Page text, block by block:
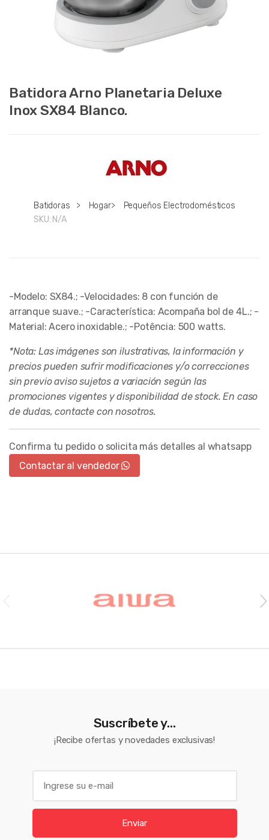
Batidora Arno Planetaria Deluxe
Inox SX84 Blanco.
Batidoras > Hogar>
Pequeños Electrodomésticos
SKU: N/A
-Modelo: SX84.; -Velocidades: 8 con función de
arranque suave.; -Característica: Acompaña bol de 4L.; -
Material: Acero inoxidable.; -Potência: 500 watts.
*Nota: Las imágenes son ilustrativas, la información y
precios pueden sufrir modificaciones y/o correcciones
sin previo aviso sujetos a variación según las
promociones vigentes y disponibilidad de stock. En caso
de dudas, contacte con nosotros.
Confirma tu pedido o solicita más detalles al whatsapp
Contactar al vendedor
Suscríbete y...
¡Recibe ofertas y novedades exclusivas!
l
Enviar